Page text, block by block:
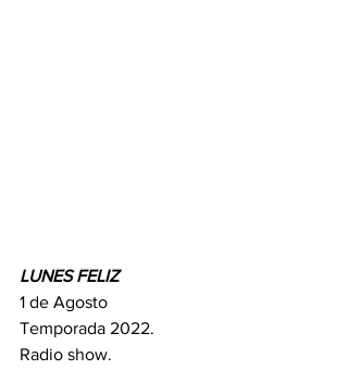
LUNES FELIZ
1 de Agosto
Temporada 2022.
Radio show.